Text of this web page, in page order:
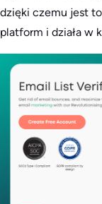
dzięki czemu jest
platform i działa w